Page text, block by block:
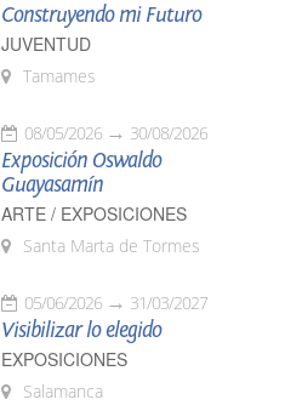
Construyendo mi Futuro
JUVENTUD
Tamames
08/05/2026 30/08/2026
Exposición Oswaldo
Guayasamín
ARTE / EXPOSICIONES
Santa Marta de Tormes
05/06/2026 31/03/2027
Visibilizar lo elegido
EXPOSICIONES
Salamanca